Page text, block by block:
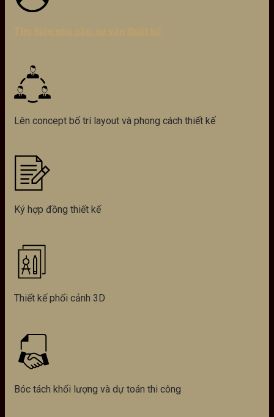
Lên concept bố trí layout và phong cách thiết kế
Ký hợp đồng thiết kế
Thiết kế phối cảnh 3D
Bóc tách khối lượng và dự toán thi công